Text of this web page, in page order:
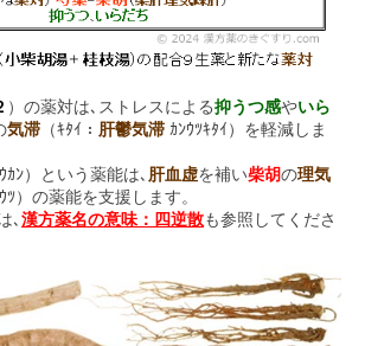
）の薬対は､ストレスによる抑うつ感やいら
気滞 （ｷﾀｲ： 肝鬱気滞 ｶﾝｳﾂｷﾀｲ）を軽減しま
ｶﾝ）という薬能は､ 肝血虚を補い柴胡の理気
ｳﾂ）の薬能を支援します。
､ 漢方薬名の意味：四逆散も参照してくださ